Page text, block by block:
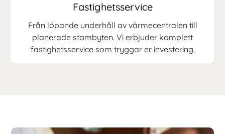
Fastighetsservice
Från löpande underhåll av värmecentralen till
planerade stambyten. Vi erbjuder komplett
fastighetsservice som tryggar er investering.